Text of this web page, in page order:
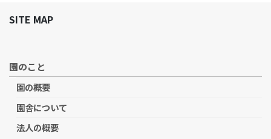
SITE MAP
園のこと
園の概要
園舎について
法人の概要